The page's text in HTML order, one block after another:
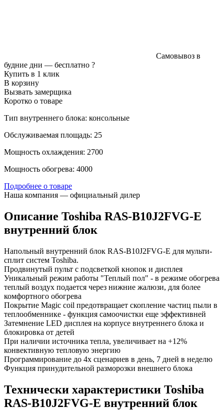
Самовывоз в
будние дни — бесплатно ?
Купить в 1 клик
В корзину
Вызвать замерщика
Коротко о товаре
Тип внутреннего блока: консольные
Обслуживаемая площадь: 25
Мощность охлаждения: 2700
Мощность обогрева: 4000
Подробнее о товаре
Наша компания — официальный дилер
Описание Toshiba RAS-B10J2FVG-E
внутренний блок
Напольный внутренний блок RAS-B10J2FVG-E для мульти-
сплит систем Toshiba.
Продвинутый пульт с подсветкой кнопок и дисплея
Уникальный режим работы "Теплый пол" - в режиме обогрева
теплый воздух подается через нижние жалюзи, для более
комфортного обогрева
Покрытие Magic coil предотвращает скопление частиц пыли в
теплообменнике - функция самоочистки еще эффективней
Затемнение LED дисплея на корпусе внутреннего блока и
блокировка от детей
При наличии источника тепла, увеличивает на +12%
конвективную тепловую энергию
Программирование до 4х сценариев в день, 7 дней в неделю
Функция принудительной разморозки внешнего блока
Технически характеристики Toshiba
RAS-B10J2FVG-E внутренний блок